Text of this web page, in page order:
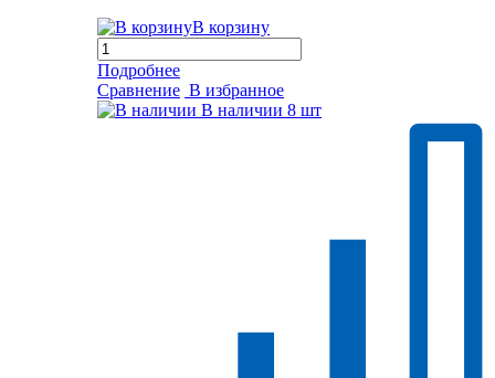
В корзину
Подробнее
Сравнение В избранное
В наличии 8 шт